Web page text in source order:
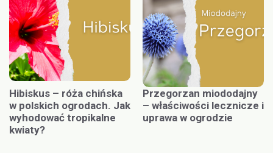
Hibiskus – róża chińska
w polskich ogrodach. Jak
wyhodować tropikalne
kwiaty?
Przegorzan miododajny
– właściwości lecznicze i
uprawa w ogrodzie